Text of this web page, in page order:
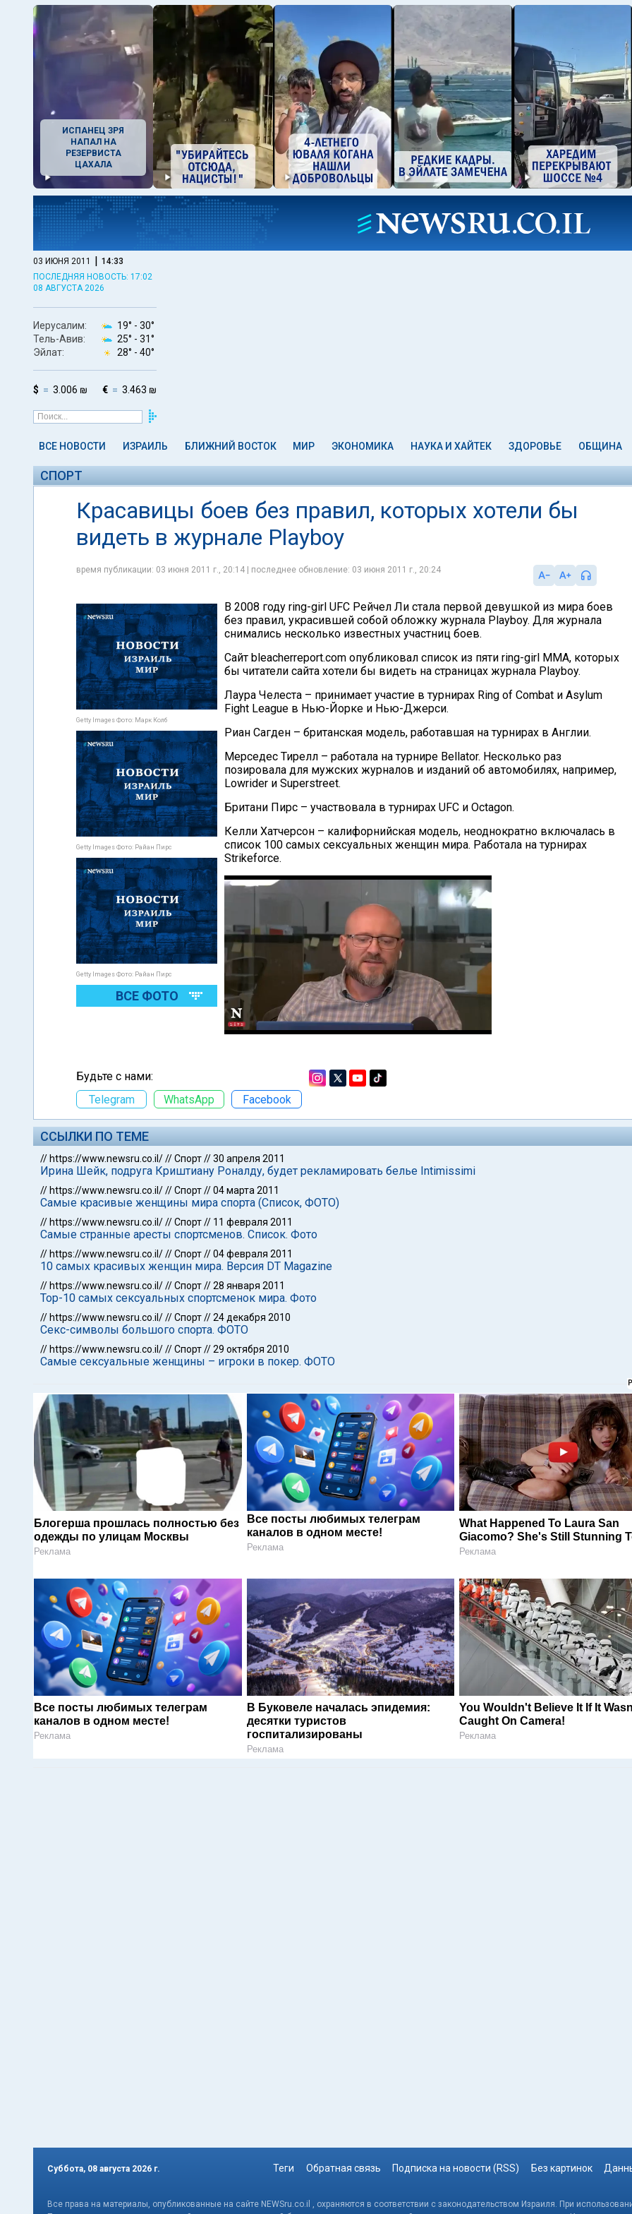
ИСПАНЕЦ ЗРЯ
НАПАЛ НА
РЕЗЕРВИСТА
ЦАХАЛА
03 ИЮНЯ 2011 | 14:33
ПОСЛЕДНЯЯ НОВОСТЬ: 17:02
08 АВГУСТА 2026
Иерусалим: 19° - 30°
Тель-Авив:
25° - 31°
Эйлат:
28° - 40°
$ 3.006 ₪ € 3.463 ₪
ВСЕ НОВОСТИ ИЗРАИЛЬ БЛИЖНИЙ ВОСТОК МИР ЭКОНОМИКА НАУКА И ХАЙТЕК ЗДОРОВЬЕ ОБЩИНА
СПОРТ
Красавицы боев без правил, которых хотели бы
видеть в журнале Playboy
время публикации: 03 июня 2011 г., 20:14 | последнее обновление: 03 июня 2011 г., 20:24
Getty Images Фото: Марк Колб
Getty Images Фото: Райан Пирс
Getty Images Фото: Райан Пирс
ВСЕ ФОТО
В 2008 году ring-girl UFC Рейчел Ли стала первой девушкой из мира боев
без правил, украсившей собой обложку журнала Playboy. Для журнала
снимались несколько известных участниц боев.
Сайт bleacherreport.com опубликовал список из пяти ring-girl ММА, которых
бы читатели сайта хотели бы видеть на страницах журнала Playboy.
Лаура Челеста – принимает участие в турнирах Ring of Combat и Asylum
Fight League в Нью-Йорке и Нью-Джерси.
Риан Сагден – британская модель, работавшая на турнирах в Англии.
Мерседес Тирелл – работала на турнире Bellator. Несколько раз
позировала для мужских журналов и изданий об автомобилях, например,
Lowrider и Superstreet.
Британи Пирс – участвовала в турнирах UFC и Octagon.
Келли Хатчерсон – калифорнийская модель, неоднократно включалась в
список 100 самых сексуальных женщин мира. Работала на турнирах
Strikeforce.
Будьте с нами:
Telegram
WhatsApp Facebook
ССЫЛКИ ПО ТЕМЕ
// https://www.newsru.co.il///Спорт//30 апреля 2011
Ирина Шейк, подруга Криштиану Роналду, будет рекламировать белье Intimissimi
// https://www.newsru.co.il///Спорт//04 марта 2011
Самые красивые женщины мира спорта (Список, ФОТО)
// https://www.newsru.co.il///Спорт// 11 февраля 2011
Самые странные аресты спортсменов. Список. Фото
// https://www.newsru.co.il///Спорт//04 февраля 2011
10 самых красивых женщин мира. Версия DT Magazine
// https://www.newsru.co.il///Спорт//28 января 2011
Тор-10 самых сексуальных спортсменок мира. Фото
// https://www.newsru.co.il///Спорт//24 декабря 2010
Секс-символы большого спорта. ФОТО
// https://www.newsru.co.il///Спорт//29 октября 2010
Самые сексуальные женщины – игроки в покер. ФОТО
Блогерша прошлась полностью без
одежды по улицам Москвы
Реклама
Все посты любимых телеграм
каналов в одном месте!
Реклама
What Happened To Laura San
Giacomo? She's Still Stunning
Реклама
Все посты любимых телеграм
каналов в одном месте!
Реклама
В Буковеле началась эпидемия:
десятки туристов
госпитализированы
Реклама
You Wouldn't Believe It If It
Caught On Camera!
Реклама
Суббота, 08 августа 2026 г. Теги Обратная связь Подписка на новости (RSS) Без картинок
Все права на материалы, опубликованные на сайте NEWSru.co.il , охраняются в соответствии с законодательством Израиля. При